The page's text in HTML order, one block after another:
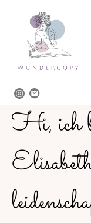
Hi, ich